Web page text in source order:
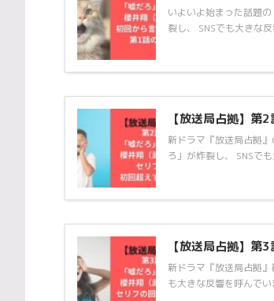
いよいよ始まった話題
裂し、 SNSでも大きな
【放送局占拠】第
新ドラマ『放送局占拠
ろ」が炸裂し、 SNSで
【放送局占拠】第
新ドラマ『放送局占拠
も大きな反響を呼んで